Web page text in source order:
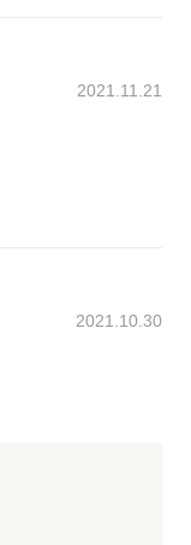
2021.11.21
2021.10.30